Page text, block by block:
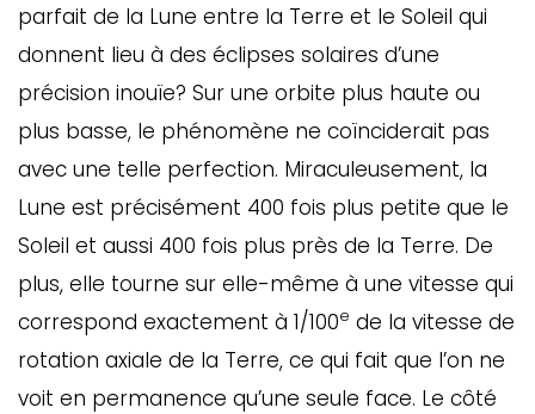
parfait de la Lune entre la Terre et le Soleil qui
donnent lieu à des éclipses solaires d’une
précision inouïe? Sur une orbite plus haute ou
plus basse, le phénomène ne coïnciderait pas
avec une telle perfection. Miraculeusement, la
Lune est précisément 400 fois plus petite que le
Soleil et aussi 400 fois plus près de la Terre. De
plus, elle tourne sur elle-même à une vitesse qui
correspond exactement à 1/100e de la vitesse de
rotation axiale de la Terre, ce qui fait que l’on ne
voit en permanence qu’une seule face. Le côté